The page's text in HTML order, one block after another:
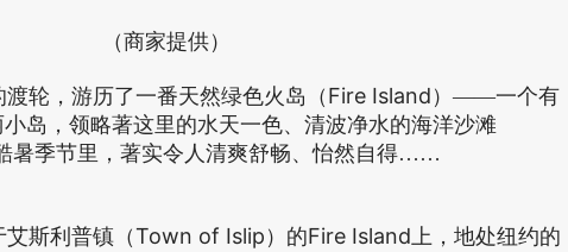
（商家提供）
轮，游历了一番天然绿色火岛（ Fire Island ）——一个有
岛，领略著这里的水天一色、清波净水的海洋沙滩
暑季节里，著实令人清爽舒畅、怡然自得……
斯利普镇（Town of Islip ）的Fire Island上，地处纽约的